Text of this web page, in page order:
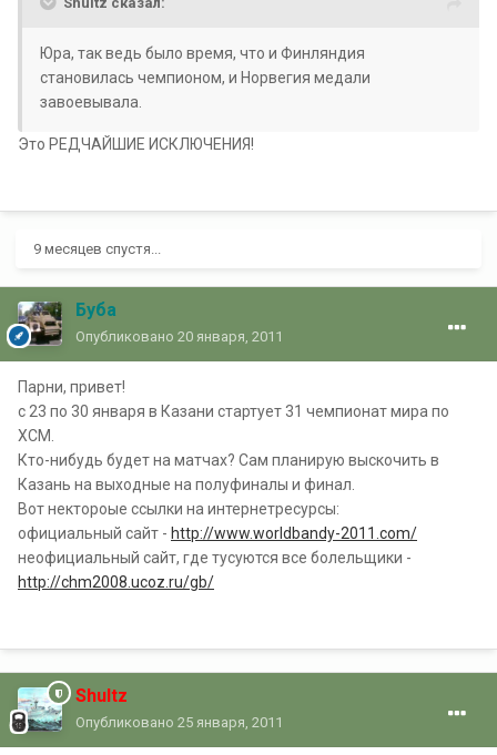
Юра, так ведь было время, что и Финляндия
становилась чемпионом, и Норвегия медали
завоевывала.
Это РЕДЧАЙШИЕ ИСКЛЮЧЕНИЯ!
9 месяцев спустя...
Буба
Опубликовано 20 января, 2011
Парни, привет!
с 23 по 30 января в Казани стартует 31 чемпионат мира по
ХСМ.
Кто-нибудь будет на матчах? Сам планирую выскочить в
Казань на выходные на полуфиналы и финал.
Вот нектороые ссылки на интернетресурсы:
официальный сайт - http://www.worldbandy-2011.com/
неофициальный сайт, где тусуются все болельщики -
http://chm2008.ucoz.ru/gb/
Shultz
Опубликовано 25 января, 2011